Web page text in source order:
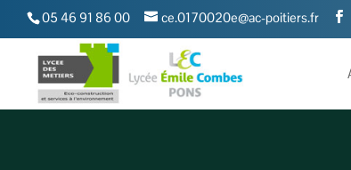
05 46 91 86 00 ce.0170020e@ac-poitiers.fr